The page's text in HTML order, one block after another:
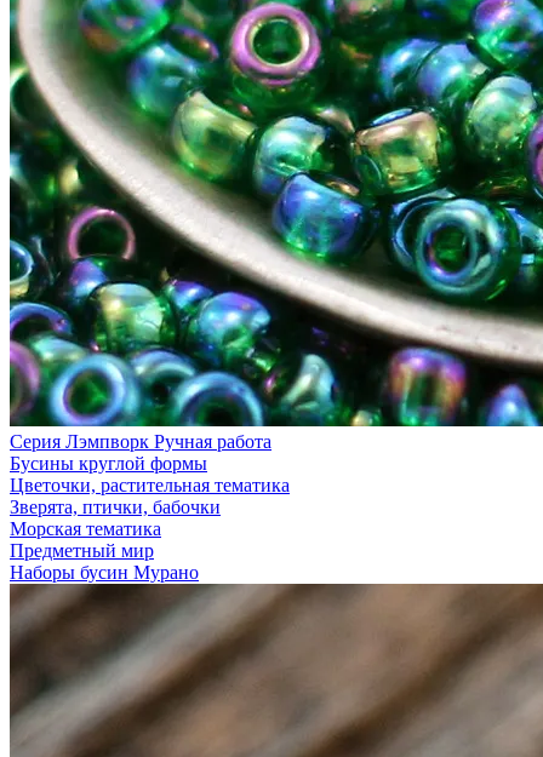
Серия Лэмпворк Ручная работа
Бусины круглой формы
Цветочки, растительная тематика
Зверята, птички, бабочки
Морская тематика
Предметный мир
Наборы бусин Мурано